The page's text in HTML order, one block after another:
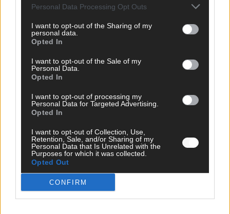
Personal Data Processing Opt Outs
I want to opt-out of the Sharing of my
personal data.
Opted In
I want to opt-out of the Sale of my
Personal Data.
Opted In
I want to opt-out of processing my
Personal Data for Targeted Advertising.
Opted In
I want to opt-out of Collection, Use,
Retention, Sale, and/or Sharing of my
Personal Data that Is Unrelated with the
Purposes for which it was collected.
Opted Out
CONFIRM
SCHNELL ZUM RESSORT
Nachrichten
Wirtschaft
Wissen
Kommentar
Streams & Storys
Eurovision
FLASH – DAS VIDEOPORTAL